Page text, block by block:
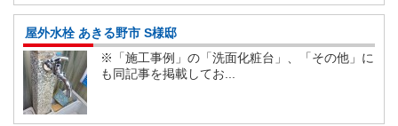
屋外水栓 あきる野市 S様邸
※「施工事例」の「洗面化粧台」、「その他」に
も同記事を掲載してお...